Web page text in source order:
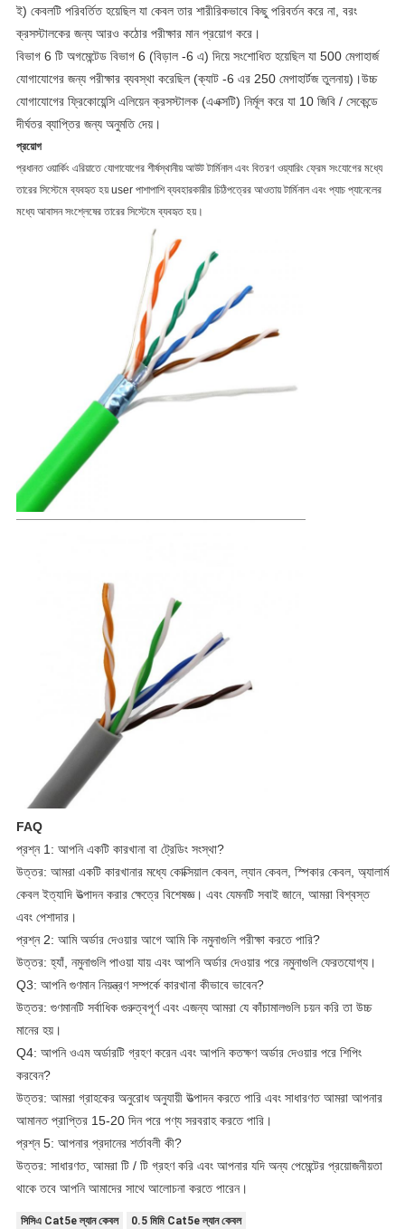
ই) কেবলটি পরিবর্তিত হয়েছিল যা কেবল তার শারীরিকভাবে কিছু পরিবর্তন করে না, বরং
ক্রসস্টালকের জন্য আরও কঠোর পরীক্ষার মান প্রয়োগ করে।
বিভাগ 6 টি অগমেন্টেড বিভাগ 6 (বিড়াল -6 এ) দিয়ে সংশোধিত হয়েছিল যা 500 মেগাহার্জ
যোগাযোগের জন্য পরীক্ষার ব্যবস্থা করেছিল (ক্যাট -6 এর 250 মেগাহার্টজ তুলনায়)।উচ্চ
যোগাযোগের ফ্রিকোয়েন্সি এলিয়েন ক্রসস্টালক (এএক্সটি) নির্মূল করে যা 10 জিবি / সেকেন্ডে
দীর্ঘতর ব্যাপ্তির জন্য অনুমতি দেয়।
প্রয়োগ
প্রধানত ওয়ার্কিং এরিয়াতে যোগাযোগের শীর্ষস্থানীয় আউট টার্মিনাল এবং বিতরণ ওয়্যারিং ফ্রেম সংযোগের মধ্যে
তারের সিস্টেমে ব্যবহৃত হয় user পাশাপাশি ব্যবহারকারীর চিঠিপত্রের আওতায় টার্মিনাল এবং প্যাচ প্যানেলের
মধ্যে আবাসন সংশ্লেষের তারের সিস্টেমে ব্যবহৃত হয়।
FAQ
প্রশ্ন 1: আপনি একটি কারখানা বা ট্রেডিং সংস্থা?
উত্তর: আমরা একটি কারখানার মধ্যে কোক্সিয়াল কেবল, ল্যান কেবল, স্পিকার কেবল, অ্যালার্ম
কেবল ইত্যাদি উত্পাদন করার ক্ষেত্রে বিশেষজ্ঞ। এবং যেমনটি সবাই জানে, আমরা বিশ্বস্ত
এবং পেশাদার।
প্রশ্ন 2: আমি অর্ডার দেওয়ার আগে আমি কি নমুনাগুলি পরীক্ষা করতে পারি?
উত্তর: হ্যাঁ, নমুনাগুলি পাওয়া যায় এবং আপনি অর্ডার দেওয়ার পরে নমুনাগুলি ফেরতযোগ্য।
Q3: আপনি গুণমান নিয়ন্ত্রণ সম্পর্কে কারখানা কীভাবে ভাবেন?
উত্তর: গুণমানটি সর্বাধিক গুরুত্বপূর্ণ এবং এজন্য আমরা যে কাঁচামালগুলি চয়ন করি তা উচ্চ
মানের হয়।
Q4: আপনি ওএম অর্ডারটি গ্রহণ করেন এবং আপনি কতক্ষণ অর্ডার দেওয়ার পরে শিপিং
করবেন?
উত্তর: আমরা গ্রাহকের অনুরোধ অনুযায়ী উত্পাদন করতে পারি এবং সাধারণত আমরা আপনার
আমানত প্রাপ্তির 15-20 দিন পরে পণ্য সরবরাহ করতে পারি।
প্রশ্ন 5: আপনার প্রদানের শর্তাবলী কী?
উত্তর: সাধারণত, আমরা টি / টি গ্রহণ করি এবং আপনার যদি অন্য পেমেন্টের প্রয়োজনীয়তা
থাকে তবে আপনি আমাদের সাথে আলোচনা করতে পারেন।
সিসিএ Cat5e ল্যান কেবল
0.5 মিমি Cat5e ল্যান কেবল